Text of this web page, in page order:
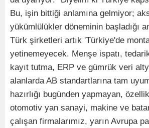
Bu, işin bittiği anlamına gelmiyor;
yükümlülükler döneminin başladığı
Türk şirketleri artık 'Türkiye'de
yetinemeyecek. Menşe ispatı,
kayıt tutma, ERP ve gümrük veri
alanlarda AB standartlarına tam
hazırlığı bugünden yapmayan,
otomotiv yan sanayi, makine ve
çalışan firmalarımız, yarın Avrupa